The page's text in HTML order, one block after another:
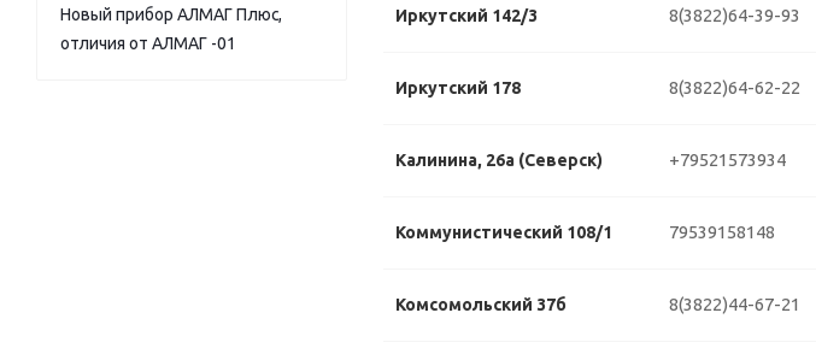
Иркутский 142/3 8(3822)64-39-93
Иркутский 178 8(3822)64-62-22
Калинина, 26а (Северск) +79521573934
Коммунистический 108/1 79539158148
Комсомольский 37б 8(3822)44-67-21
Новый прибор АЛМАГ Плюс,
отличия от АЛМАГ -01